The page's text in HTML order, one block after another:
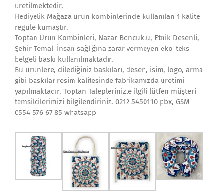
üretilmektedir.
Hediyelik Mağaza ürün kombinlerinde kullanılan 1 kalite
regule kumaştır.
Toptan Ürün Kombinleri, Nazar Boncuklu, Etnik Desenli,
Şehir Temalı İnsan sağlığına zarar vermeyen eko-teks
belgeli baskı kullanılmaktadır.
Bu ürünlere, dilediğiniz baskıları, desen, isim, logo, arma
gibi baskılar resim kalitesinde fabrikamızda üretimi
yapılmaktadır. Toptan Taleplerinizle ilgili lütfen müşteri
temsilcilerimizi bilgilendiriniz. 0212 5450110 pbx, GSM
0554 576 67 85 whatsapp